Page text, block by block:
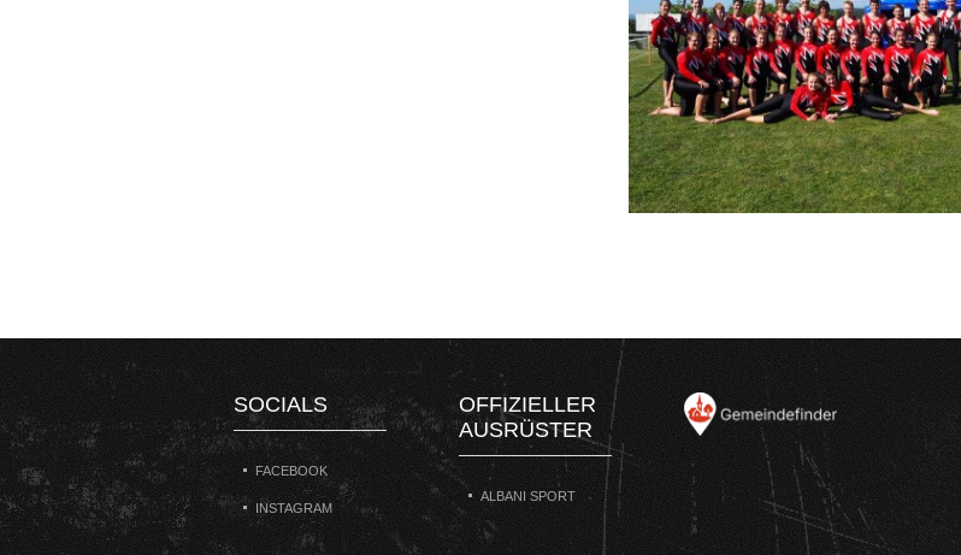
SOCIALS
FACEBOOK
INSTAGRAM
OFFIZIELLER
AUSRÜSTER
ALBANI SPORT